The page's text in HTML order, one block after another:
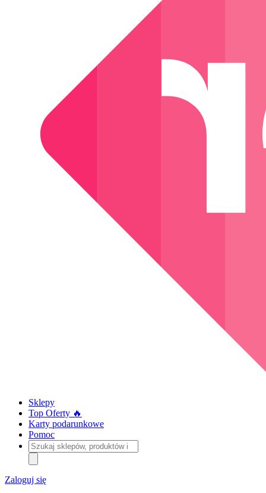
Sklepy
Top Oferty 🔥
Karty podarunkowe
Pomoc
Szukaj
sklepów,
produktów
i
kategorii
Zaloguj się